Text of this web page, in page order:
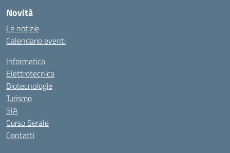
Novità
Le notizie
Calendario eventi
Informatica
Elettrotecnica
Biotecnologie
Turismo
SIA
Corso Serale
Contatti